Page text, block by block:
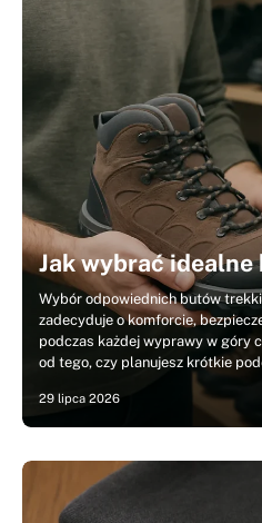
Jak wybrać
Wybór odpowiednich butów
zadecyduje o komforcie,
podczas każdej wyprawy w góry
od tego, czy planujesz krótkie
29 lipca 2026